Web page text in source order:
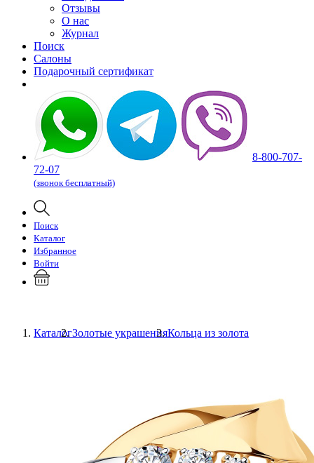
Отзывы
О нас
Журнал
Поиск
Салоны
Подарочный сертификат
8-800-707-
72-07
(звонок бесплатный)
Поиск
Каталог
Избранное
Войти
КаталогЗолотые украшенияКольца из золота